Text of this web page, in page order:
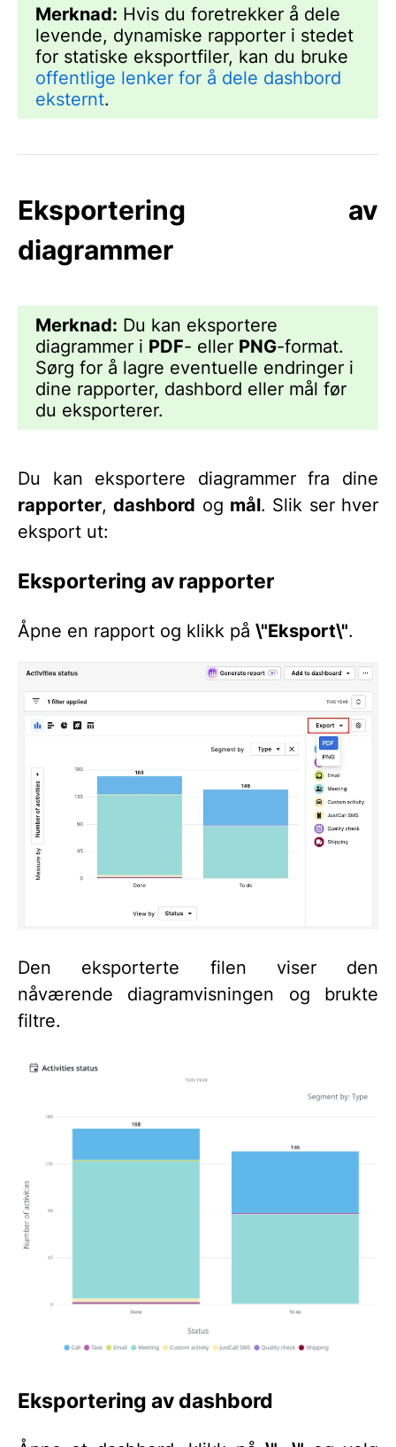
Merknad: Hvis du foretrekker å dele
levende, dynamiske rapporter i stedet
for statiske eksportfiler, kan du bruke
offentlige lenker for å dele dashbord
eksternt.
Eksportering av
diagrammer
Merknad: Du kan eksportere
diagrammer i PDF- eller PNG-format.
Sørg for å lagre eventuelle endringer i
dine rapporter, dashbord eller mål før
du eksporterer.
Du kan eksportere diagrammer fra dine
rapporter,dashbord og mål. Slik ser hver
eksport ut:
Eksportering av rapporter
Åpne en rapport og klikk på \"Eksport\".
Den eksporterte filen viser den
nåværende diagramvisningen og brukte
filtre.
Eksportering av dashbord